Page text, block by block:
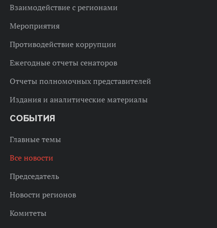
Взаимодействие с регионами
Мероприятия
Противодействие коррупции
Ежегодные отчеты сенаторов
Отчеты полномочных представителей
Издания и аналитические материалы
СОБЫТИЯ
Главные темы
Все новости
Председатель
Новости регионов
Комитеты